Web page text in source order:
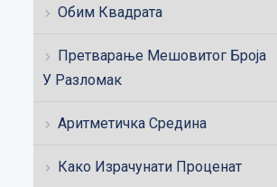
Обим Квадрата
Претварање Мешовитог Броја
У Разломак
Аритметичка Средина
Како Израчунати Проценат